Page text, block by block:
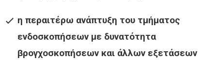
η περαιτέρω ανάπτυξη του τμήματος
ενδοσκοπήσεων με δυνατότητα
βρογχοσκοπήσεων και άλλων εξετάσεων